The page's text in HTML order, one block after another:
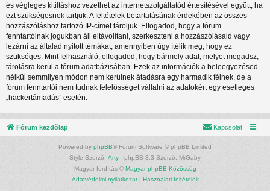
és végleges kitiltáshoz vezethet az internetszolgáltatód értesítésével együtt, ha
ezt szükségesnek tartjuk. A feltételek betartatásának érdekében az összes
hozzászóláshoz tartozó IP-címet tároljuk. Elfogadod, hogy a fórum
fenntartóinak jogukban áll eltávolítani, szerkeszteni a hozzászólásaid vagy
lezárni az általad nyitott témákat, amennyiben úgy ítélik meg, hogy ez
szükséges. Mint felhasználó, elfogadod, hogy bármely adat, melyet megadsz,
tárolásra kerül a fórum adatbázisában. Ezek az információk a beleegyezésed
nélkül semmilyen módon nem kerülnek átadásra egy harmadik félnek, de a
fórum fenntartói nem tudnak felelősséget vállalni az adatokért egy esetleges
„hackertámadás” esetén.
Fórum kezdőlap Kapcsolat
Powered by phpBB® Forum Software © phpBB Limited
Style Szerző: Arty - phpBB 3.3 Szerző: MrGaby
Magyar fordítás © Magyar phpBB Közösség
Adatvédelmi nyilatkozat| Használati feltételek